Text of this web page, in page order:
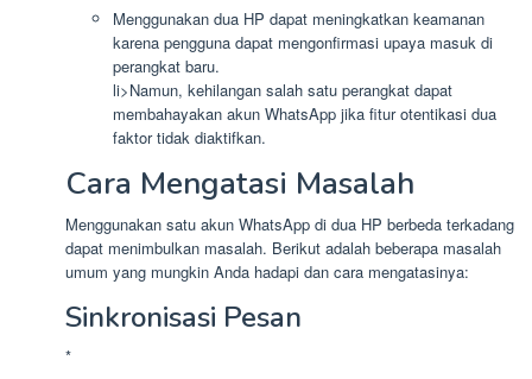
Menggunakan dua HP dapat meningkatkan keamanan
karena pengguna dapat mengonfirmasi upaya masuk di
perangkat baru.
li>Namun, kehilangan salah satu perangkat dapat
membahayakan akun WhatsApp jika fitur otentikasi dua
faktor tidak diaktifkan.
Cara Mengatasi Masalah
Menggunakan satu akun WhatsApp di dua HP berbeda terkadang
dapat menimbulkan masalah. Berikut adalah beberapa masalah
umum yang mungkin Anda hadapi dan cara mengatasinya:
Sinkronisasi Pesan
*